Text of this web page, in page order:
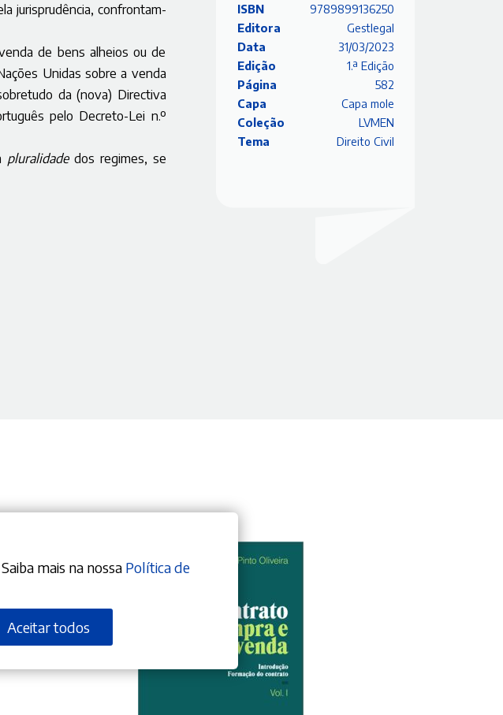
jurisprudência, confrontam-
de bens alheios ou de
Unidas sobre a venda
da (nova) Directiva
pelo Decreto-Lei n.º
pluralidadedos regimes, se
ISBN
9789899136250
Editora
Gestlegal
Data
31/03/2023
Edição
1.ª Edição
Página
582
Capa
Capa mole
Coleção
LVMEN
Tema
Direito Civil
mais na nossa Política de
Aceitar todos